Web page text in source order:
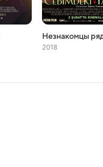
Незнакомцы
2018